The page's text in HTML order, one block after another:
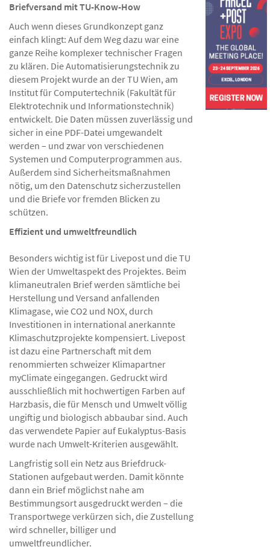
Briefversand mit TU-Know-How
Auch wenn dieses Grundkonzept ganz
einfach klingt: Auf dem Weg dazu war eine
ganze Reihe komplexer technischer Fragen
zu klären. Die Automatisierungstechnik zu
diesem Projekt wurde an der TU Wien, am
Institut für Computertechnik (Fakultät für
Elektrotechnik und Informationstechnik)
entwickelt. Die Daten müssen zuverlässig und
sicher in eine PDF-Datei umgewandelt
werden – und zwar von verschiedenen
Systemen und Computerprogrammen aus.
Außerdem sind Sicherheitsmaßnahmen
nötig, um den Datenschutz sicherzustellen
und die Briefe vor fremden Blicken zu
schützen.
Effizient und umweltfreundlich
Besonders wichtig ist für Livepost und die TU
Wien der Umweltaspekt des Projektes. Beim
klimaneutralen Brief werden sämtliche bei
Herstellung und Versand anfallenden
Klimagase, wie CO2 und NOX, durch
Investitionen in international anerkannte
Klimaschutzprojekte kompensiert. Livepost
ist dazu eine Partnerschaft mit dem
renommierten schweizer Klimapartner
myClimate eingegangen. Gedruckt wird
ausschließlich mit hochwertigen Farben auf
Harzbasis, die für Mensch und Umwelt völlig
ungiftig und biologisch abbaubar sind. Auch
das verwendete Papier auf Eukalyptus-Basis
wurde nach Umwelt-Kriterien ausgewählt.
Langfristig soll ein Netz aus Briefdruck-
Stationen aufgebaut werden. Damit könnte
dann ein Brief möglichst nahe am
Bestimmungsort ausgedruckt werden – die
Transportwege verkürzen sich, die Zustellung
wird schneller, billiger und
umweltfreundlicher.